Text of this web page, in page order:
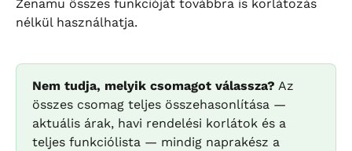
Zenamu összes funkcióját továbbra is korlátozás
nélkül használhatja.
Nem tudja, melyik csomagot válassza? Az
összes csomag teljes összehasonlítása —
aktuális árak, havi rendelési korlátok és a
teljes funkciólista — mindig naprakész a